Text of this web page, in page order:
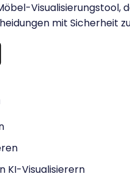
Visualisierungstool,
mit Sicherheit
KI-Visualisierern